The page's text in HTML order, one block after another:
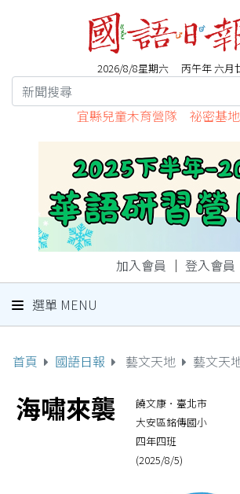
2026/8/8星期六 丙午年 六月
宜縣兒童木育營隊 祕密基
加入會員 ｜ 登入會員
選單 MENU
首頁 國語日報 藝文天地 藝文天
海嘯來襲
饒文康．臺北市
大安區銘傳國小
四年四班
(2025/8/5)